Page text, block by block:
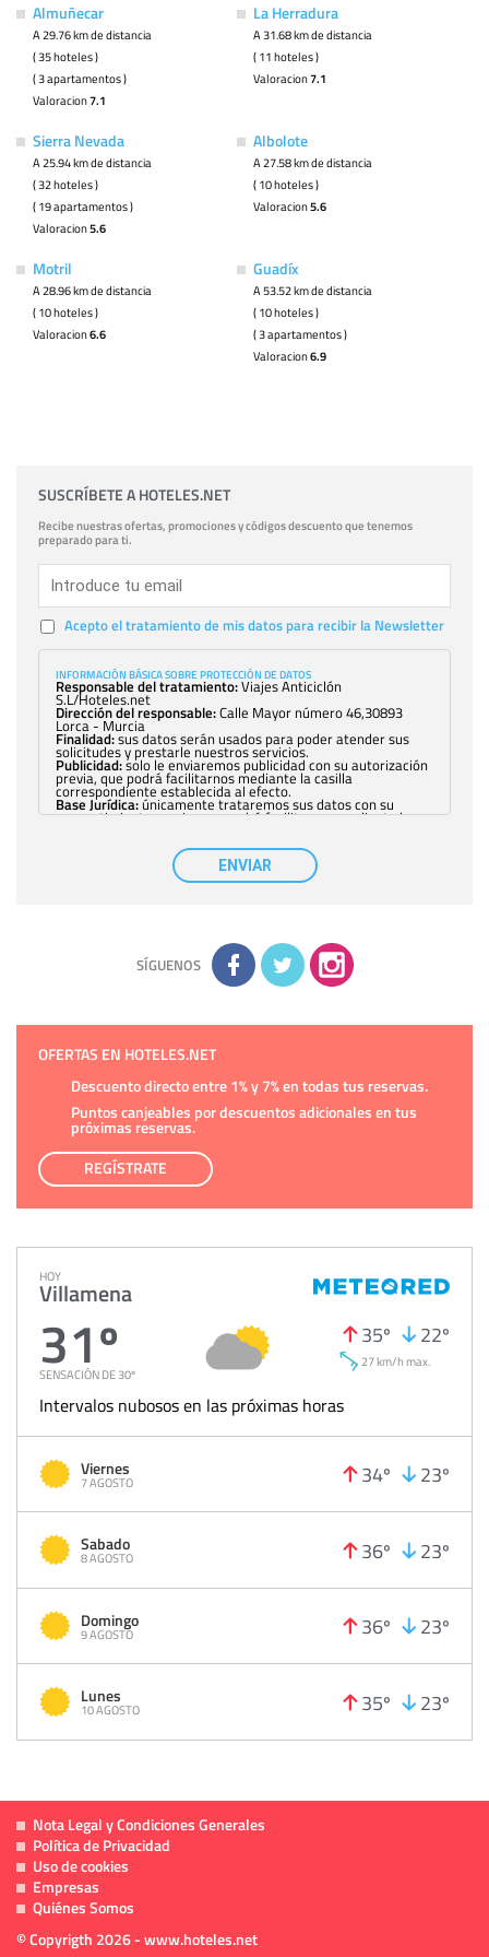
Almuñecar
A 29.76 km de distancia
( 35 hoteles )
( 3 apartamentos )
Valoracion7.1
La Herradura
A 31.68 km de distancia
( 11 hoteles )
Valoracion7.1
Sierra Nevada
A 25.94 km de distancia
( 32 hoteles )
( 19 apartamentos )
Valoracion5.6
Albolote
A 27.58 km de distancia
( 10 hoteles )
Valoracion5.6
Motril
A 28.96 km de distancia
( 10 hoteles )
Valoracion6.6
Guadíx
A 53.52 km de distancia
( 10 hoteles )
( 3 apartamentos )
Valoracion6.9
SUSCRÍBETE A HOTELES.NET
Recibe nuestras ofertas, promociones y códigos descuento que tenemos
preparado para ti.
Acepto el tratamiento de mis datos para recibir la Newsletter
INFORMACIÓN BÁSICA SOBRE PROTECCIÓN DE DATOS
Responsable del tratamiento:Viajes Anticiclón
S.L/Hoteles.net
Dirección del responsable:Calle Mayor número 46,30893
Lorca - Murcia
Finalidad:sus datos serán usados para poder atender sus
solicitudes y prestarle nuestros servicios.
Publicidad:solo le enviaremos publicidad con su autorización
previa, que podrá facilitarnos mediante la casilla
correspondiente establecida al efecto.
Base Jurídica:únicamente trataremos sus datos con su
consentimiento previo, que podrá facilitarnos mediante la
con carácter general, sólo el personal de
nuestra entidad que esté debidamente autorizado podrá
tener conocimiento de la información que le pedimos. No se
comunicarán datos a terceros.
adicional y detallada sobre cómo tratamos sus datos en la
política de privacidad
ENVIAR
SÍGUENOS
OFERTAS EN HOTELES.NET
Descuento directo entre 1% y 7% en todas tus reservas.
Puntos canjeables por descuentos adicionales en tus
próximas reservas.
REGÍSTRATE
HOY
Villamena
31º
SENSACIÓN DE 30º
35º 22º
27 km/h max.
Intervalos nubosos en las próximas horas
Viernes
7 AGOSTO 34º 23º
Sabado
8 AGOSTO 36º 23º
Domingo
9 AGOSTO 36º 23º
Lunes
10 AGOSTO 35º 23º
Nota Legal y Condiciones Generales
Política de Privacidad
Uso de cookies
Empresas
Quiénes Somos
© Copyrigth 2026 - www.hoteles.net